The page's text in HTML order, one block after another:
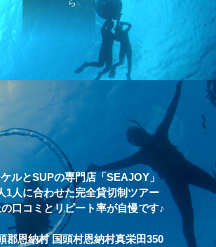
ルとSUPの専門店「SEAJOY」
1人に合わせた完全貸切制ツアー
口コミとリピート率が自慢です♪
郡恩納村 国頭村恩納村真栄田350